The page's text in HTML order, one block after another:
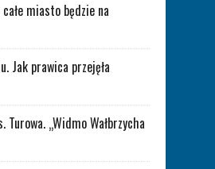
miasto będzie na
Jak prawica przejęła
„Widmo Wałbrzycha